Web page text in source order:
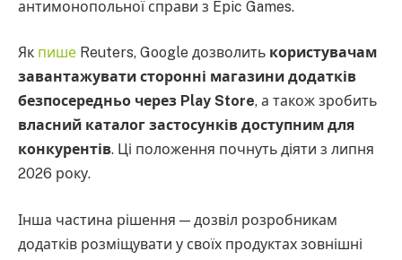
антимонопольної справи з Epic Games.
Як пише Reuters, Google дозволить користувачам
завантажувати сторонні магазини додатків
безпосередньо через Play Store, а також зробить
власний каталог застосунків доступним для
конкурентів. Ці положення почнуть діяти з липня
2026 року.
Інша частина рішення — дозвіл розробникам
додатків розміщувати у своїх продуктах зовнішні